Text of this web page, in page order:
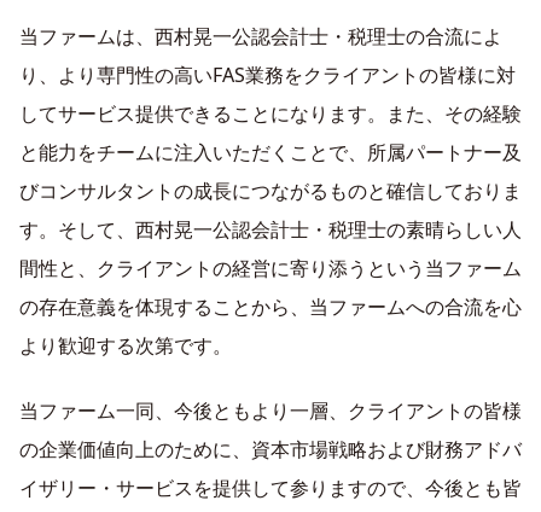
当ファームは、西村晃一公認会計士・税理士の合流によ
り、より専門性の高いFAS業務をクライアントの皆様に対
してサービス提供できることになります。また、その経験
と能力をチームに注入いただくことで、所属パートナー及
びコンサルタントの成長につながるものと確信しておりま
す。そして、西村晃一公認会計士・税理士の素晴らしい人
間性と、クライアントの経営に寄り添うという当ファーム
の存在意義を体現することから、当ファームへの合流を心
より歓迎する次第です。
当ファーム一同、今後ともより一層、クライアントの皆様
の企業価値向上のために、資本市場戦略および財務アドバ
イザリー・サービスを提供して参りますので、今後とも皆